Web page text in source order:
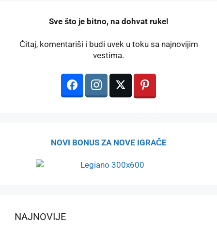
️Sve što je bitno, na dohvat ruke!
Čitaj, komentariši i budi uvek u toku sa najnovijim
vestima.
NOVI BONUS ZA NOVE IGRAČE
NAJNOVIJE